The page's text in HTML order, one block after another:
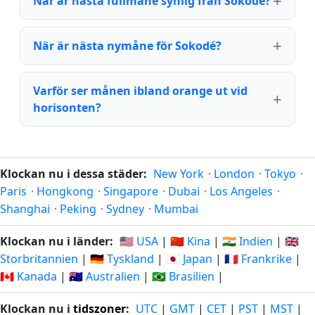
När är nästa nymåne för Sokodé?
Varför ser månen ibland orange ut vid
horisonten?
Klockan nu i dessa städer: New York · London · Tokyo ·
Paris · Hongkong · Singapore · Dubai · Los Angeles ·
Shanghai · Peking · Sydney · Mumbai
Klockan nu i länder: 🇺🇸 USA | 🇨🇳 Kina | 🇮🇳 Indien | 🇬🇧
Storbritannien | 🇩🇪 Tyskland | 🇯🇵 Japan | 🇫🇷 Frankrike |
🇨🇦 Kanada | 🇦🇺 Australien | 🇧🇷 Brasilien |
Klockan nu i tidszoner: UTC | GMT | CET | PST | MST |